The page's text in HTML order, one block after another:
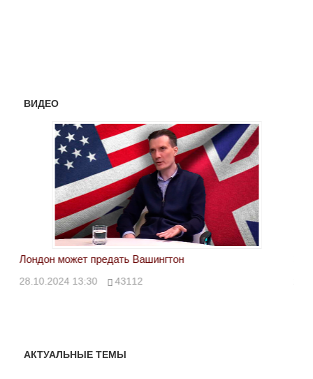
ВИДЕО
Лондон может предать Вашингтон
28.10.2024 13:30 43112
АКТУАЛЬНЫЕ ТЕМЫ